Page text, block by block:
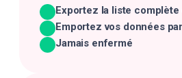
Exportez la liste complète
Emportez vos données
Jamais enfermé